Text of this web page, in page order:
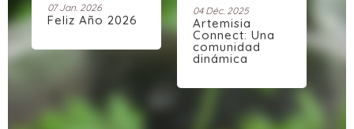
07 Jan. 2026
Feliz Año 2026
04 Déc. 2025
Artemisia
Connect: Una
comunidad
dinámica